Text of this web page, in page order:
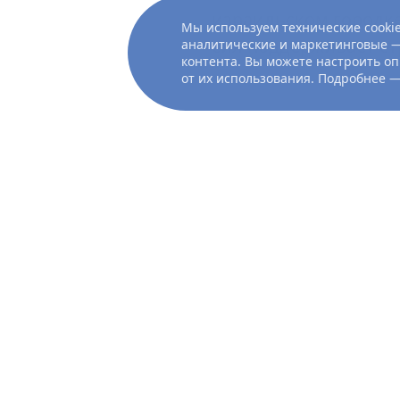
израильском
сил поддерживает
Мы используем технические
аналитические и маркетинговые
контента. Вы можете настроить
от их использования. Подробнее